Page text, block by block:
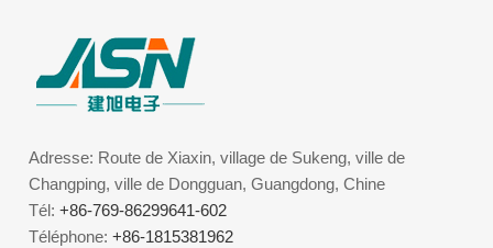
Adresse: Route de Xiaxin, village de Sukeng, ville de
Changping, ville de Dongguan, Guangdong, Chine
Tél:+86-769-86299641-602
Téléphone:+86-1815381962